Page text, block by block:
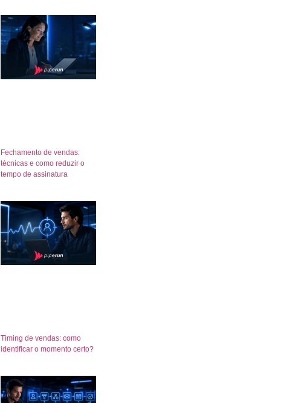
Fechamento de vendas:
técnicas e como reduzir o
tempo de assinatura
Timing de vendas: como
identificar o momento certo?